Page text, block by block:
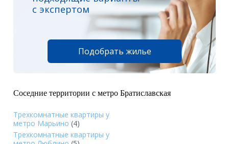
с экспертом
Подобрать жилье
Соседние территории с метро Братиславская
Трехкомнатные квартиры у
метро Марьино (4)
Трехкомнатные квартиры у